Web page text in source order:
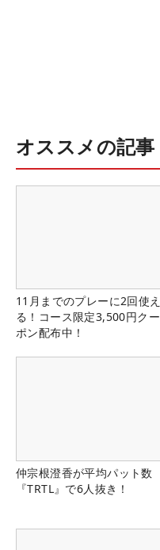
オススメの記事
11月までのプレーに2回使え
る！コース限定3,500円クー
ポン配布中！
仲宗根澄香が平均パット数
『TRTL』で6人抜き！